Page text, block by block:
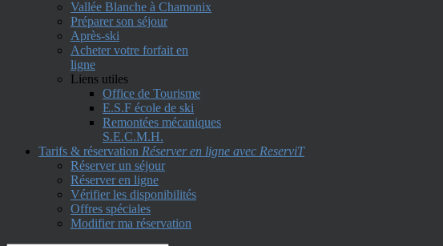
Vallée Blanche à Chamonix
Préparer son séjour
Après-ski
Acheter votre forfait en
ligne
Liens utiles
Office de Tourisme
E.S.F école de ski
Remontées mécaniques
S.E.C.M.H.
Tarifs & réservation Réserver en ligne avec ReserviT
Réserver un séjour
Réserver en ligne
Vérifier les disponibilités
Offres spéciales
Modifier ma réservation